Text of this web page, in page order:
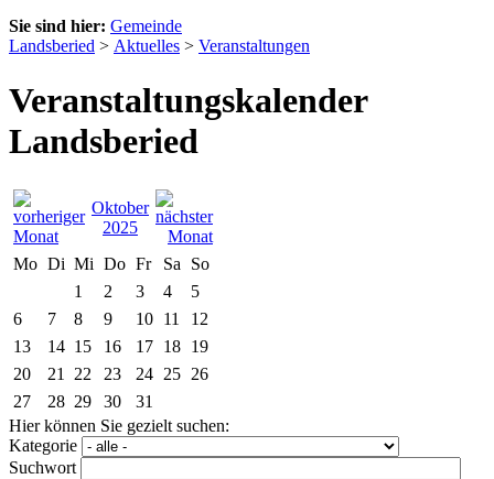
Sie sind hier: Gemeinde
Landsberied > Aktuelles > Veranstaltungen
Veranstaltungskalender
Landsberied
Oktober
2025
Mo Di Mi Do Fr Sa
So
1
2 3 4
5
6
7 8 9 10 11
12
13
14 15 16 17 18 19
20
21 22 23 24 25 26
27
28 29 30
31
Hier können Sie gezielt suchen:
Kategorie
Suchwort